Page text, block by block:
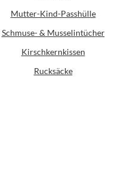
Mutter-Kind-Passhülle
Schmuse- & Musselintücher
Kirschkernkissen
Rucksäcke